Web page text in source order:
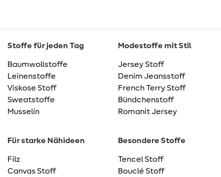
Stoffe für jeden Tag
Baumwollstoffe
Leinenstoffe
Viskose Stoff
Sweatstoffe
Musselin
Modestoffe mit Stil
Jersey Stoff
Denim Jeansstoff
French Terry Stoff
Bündchenstoff
Romanit Jersey
Für starke Nähideen
Filz
Canvas Stoff
Besondere Stoffe
Tencel Stoff
Bouclé Stoff